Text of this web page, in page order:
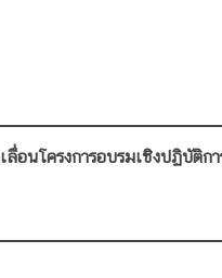
เลื่อนโครงการอบรมเชิงปฏิบัติก